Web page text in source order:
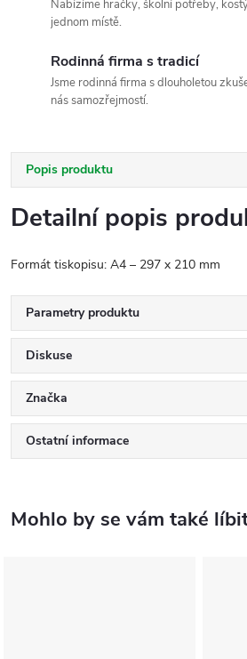
Nabízíme hračky, školní potřeby,
jednom místě.
Rodinná firma s tradicí
Jsme rodinná firma s dlouholetou
nás samozřejmostí.
Popis produktu
Detailní popis
Formát tiskopisu: A4 – 297 x 210 mm
Parametry produktu
Diskuse
Značka
Ostatní informace